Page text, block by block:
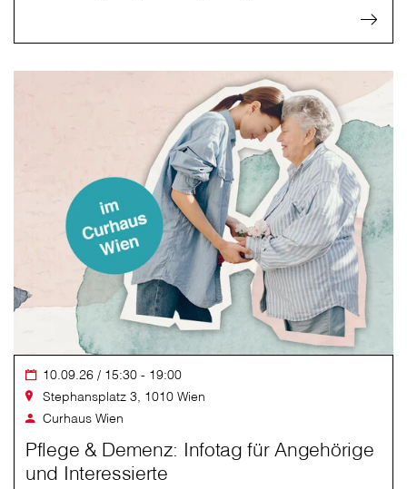
10.09.26 / 15:30 - 19:00
Stephansplatz 3, 1010 Wien
Curhaus Wien
Pflege & Demenz: Infotag für Angehörige
und Interessierte